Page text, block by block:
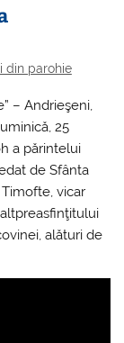
din parohie
– Andrieşeni,
25
a părintelui
de Sfânta
vicar
alături de